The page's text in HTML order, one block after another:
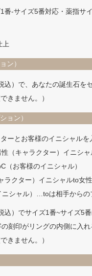
番-サイズ5番対応・薬指サ
上
ン）
込）で、あなたの誕生石を
きません。）
ョン）
ーとお客様のイニシャルを
性（キャラクター）イニシ
お客様のイニシャル）
ラクター）イニシャルto女
シャル）…toは相手からの
込）でサイズ1番~サイズ5
刻印がリングの内側に入れ
きません。）